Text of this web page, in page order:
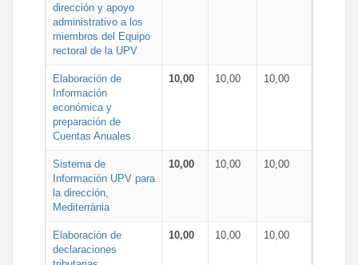
dirección y apoyo
administrativo a los
miembros del Equipo
rectoral de la UPV
Elaboración de
Información
económica y
preparación de
Cuentas Anuales
10,00 10,00 10,00
Sistema de
Información UPV para
la dirección,
Mediterrània
10,00 10,00 10,00
Elaboración de
declaraciones
10,00 10,00 10,00